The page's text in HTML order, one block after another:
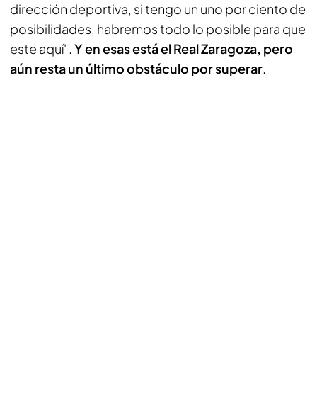
dirección deportiva, si tengo un uno por ciento de
posibilidades, habremos todo lo posible para que
este aquí". Y en esas está el Real Zaragoza, pero
aún resta un último obstáculo por superar.